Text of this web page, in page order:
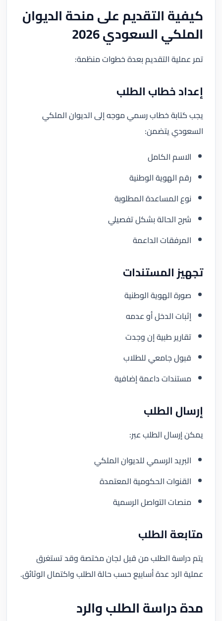
كيفية التقديم على منحة الديوان
الملكي السعودي 2026
تمر عملية التقديم بعدة خطوات منظمة:
إعداد خطاب الطلب
يجب كتابة خطاب رسمي موجه إلى الديوان الملكي
السعودي يتضمن:
الاسم الكامل
رقم الهوية الوطنية
نوع المساعدة المطلوبة
شرح الحالة بشكل تفصيلي
المرفقات الداعمة
تجهيز المستندات
صورة الهوية الوطنية
إثبات الدخل أو عدمه
تقارير طبية إن وجدت
قبول جامعي للطلاب
مستندات داعمة إضافية
إرسال الطلب
يمكن إرسال الطلب عبر:
البريد الرسمي للديوان الملكي
القنوات الحكومية المعتمدة
منصات التواصل الرسمية
متابعة الطلب
يتم دراسة الطلب من قبل لجان مختصة وقد تستغرق
عملية الرد عدة أسابيع حسب حالة الطلب واكتمال الوثائق.
مدة دراسة الطلب والرد